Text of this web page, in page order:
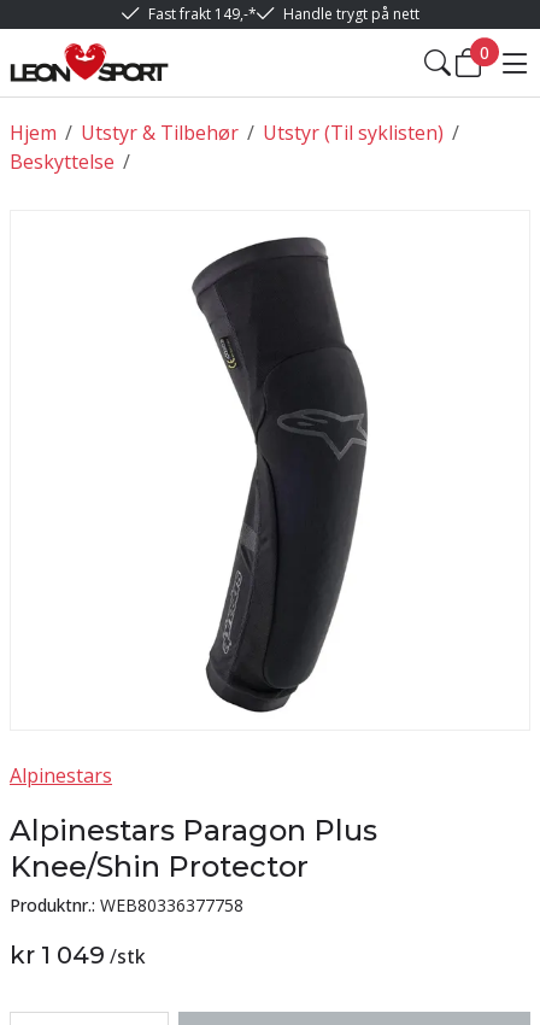
Fast frakt 149,-* Handle trygt på nett
0
/
Hjem /
Utstyr & Tilbehør /
Utstyr (Til syklisten)
/
Beskyttelse
Alpinestars
Alpinestars Paragon Plus
Knee/Shin Protector
Produktnr.: WEB80336377758
kr 1 049 /stk